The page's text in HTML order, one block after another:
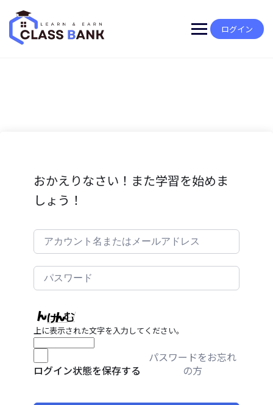
content
ログイン
おかえりなさい！また学習を始めま
しょう！
上に表示された文字を入力してください。
ログイン状態を保存する
パスワードをお忘れ
の方